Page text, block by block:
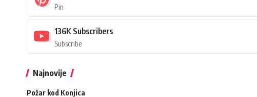
Pin
136K Subscribers
Subscribe
Najnovije
Požar kod Konjica